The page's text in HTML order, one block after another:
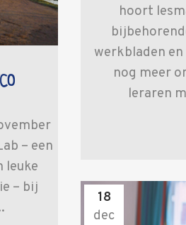
hoort
werkbladen
nog meer
leraren
– een
leuke
– bij
18
dec